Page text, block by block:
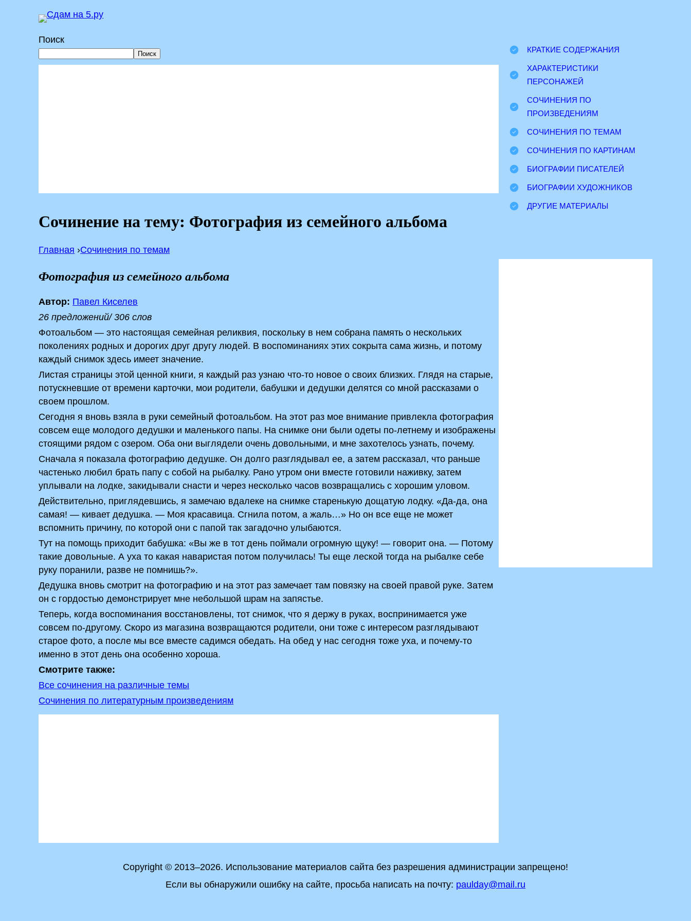
Перейти
к
содержимому
Поиск
Поиск
Сочинение на тему: Фотография из семейного альбома
Главная ›Сочинения по темам
Фотография из семейного альбома
Автор: Павел Киселев
26 предложений/ 306 слов
Фотоальбом — это настоящая семейная реликвия, поскольку в нем собрана память о нескольких
поколениях родных и дорогих друг другу людей. В воспоминаниях этих сокрыта сама жизнь, и потому
каждый снимок здесь имеет значение.
Листая страницы этой ценной книги, я каждый раз узнаю что-то новое о своих близких. Глядя на старые,
потускневшие от времени карточки, мои родители, бабушки и дедушки делятся со мной рассказами о
своем прошлом.
Сегодня я вновь взяла в руки семейный фотоальбом. На этот раз мое внимание привлекла фотография
совсем еще молодого дедушки и маленького папы. На снимке они были одеты по-летнему и изображены
стоящими рядом с озером. Оба они выглядели очень довольными, и мне захотелось узнать, почему.
Сначала я показала фотографию дедушке. Он долго разглядывал ее, а затем рассказал, что раньше
частенько любил брать папу с собой на рыбалку. Рано утром они вместе готовили наживку, затем
уплывали на лодке, закидывали снасти и через несколько часов возвращались с хорошим уловом.
Действительно, приглядевшись, я замечаю вдалеке на снимке старенькую дощатую лодку. «Да-да, она
самая! — кивает дедушка. — Моя красавица. Сгнила потом, а жаль…» Но он все еще не может
вспомнить причину, по которой они с папой так загадочно улыбаются.
Тут на помощь приходит бабушка: «Вы же в тот день поймали огромную щуку! — говорит она. — Потому
такие довольные. А уха то какая наваристая потом получилась! Ты еще леской тогда на рыбалке себе
руку поранили, разве не помнишь?».
Дедушка вновь смотрит на фотографию и на этот раз замечает там повязку на своей правой руке. Затем
он с гордостью демонстрирует мне небольшой шрам на запястье.
Теперь, когда воспоминания восстановлены, тот снимок, что я держу в руках, воспринимается уже
совсем по-другому. Скоро из магазина возвращаются родители, они тоже с интересом разглядывают
старое фото, а после мы все вместе садимся обедать. На обед у нас сегодня тоже уха, и почему-то
именно в этот день она особенно хороша.
Смотрите также:
Все сочинения на различные темы
Сочинения по литературным произведениям
КРАТКИЕ СОДЕРЖАНИЯ
ХАРАКТЕРИСТИКИ
ПЕРСОНАЖЕЙ
СОЧИНЕНИЯ ПО
ПРОИЗВЕДЕНИЯМ
СОЧИНЕНИЯ ПО ТЕМАМ
СОЧИНЕНИЯ ПО КАРТИНАМ
БИОГРАФИИ ПИСАТЕЛЕЙ
БИОГРАФИИ ХУДОЖНИКОВ
ДРУГИЕ МАТЕРИАЛЫ
Copyright © 2013–2026. Использование материалов сайта без разрешения администрации запрещено!
Если вы обнаружили ошибку на сайте, просьба написать на почту: paulday@mail.ru